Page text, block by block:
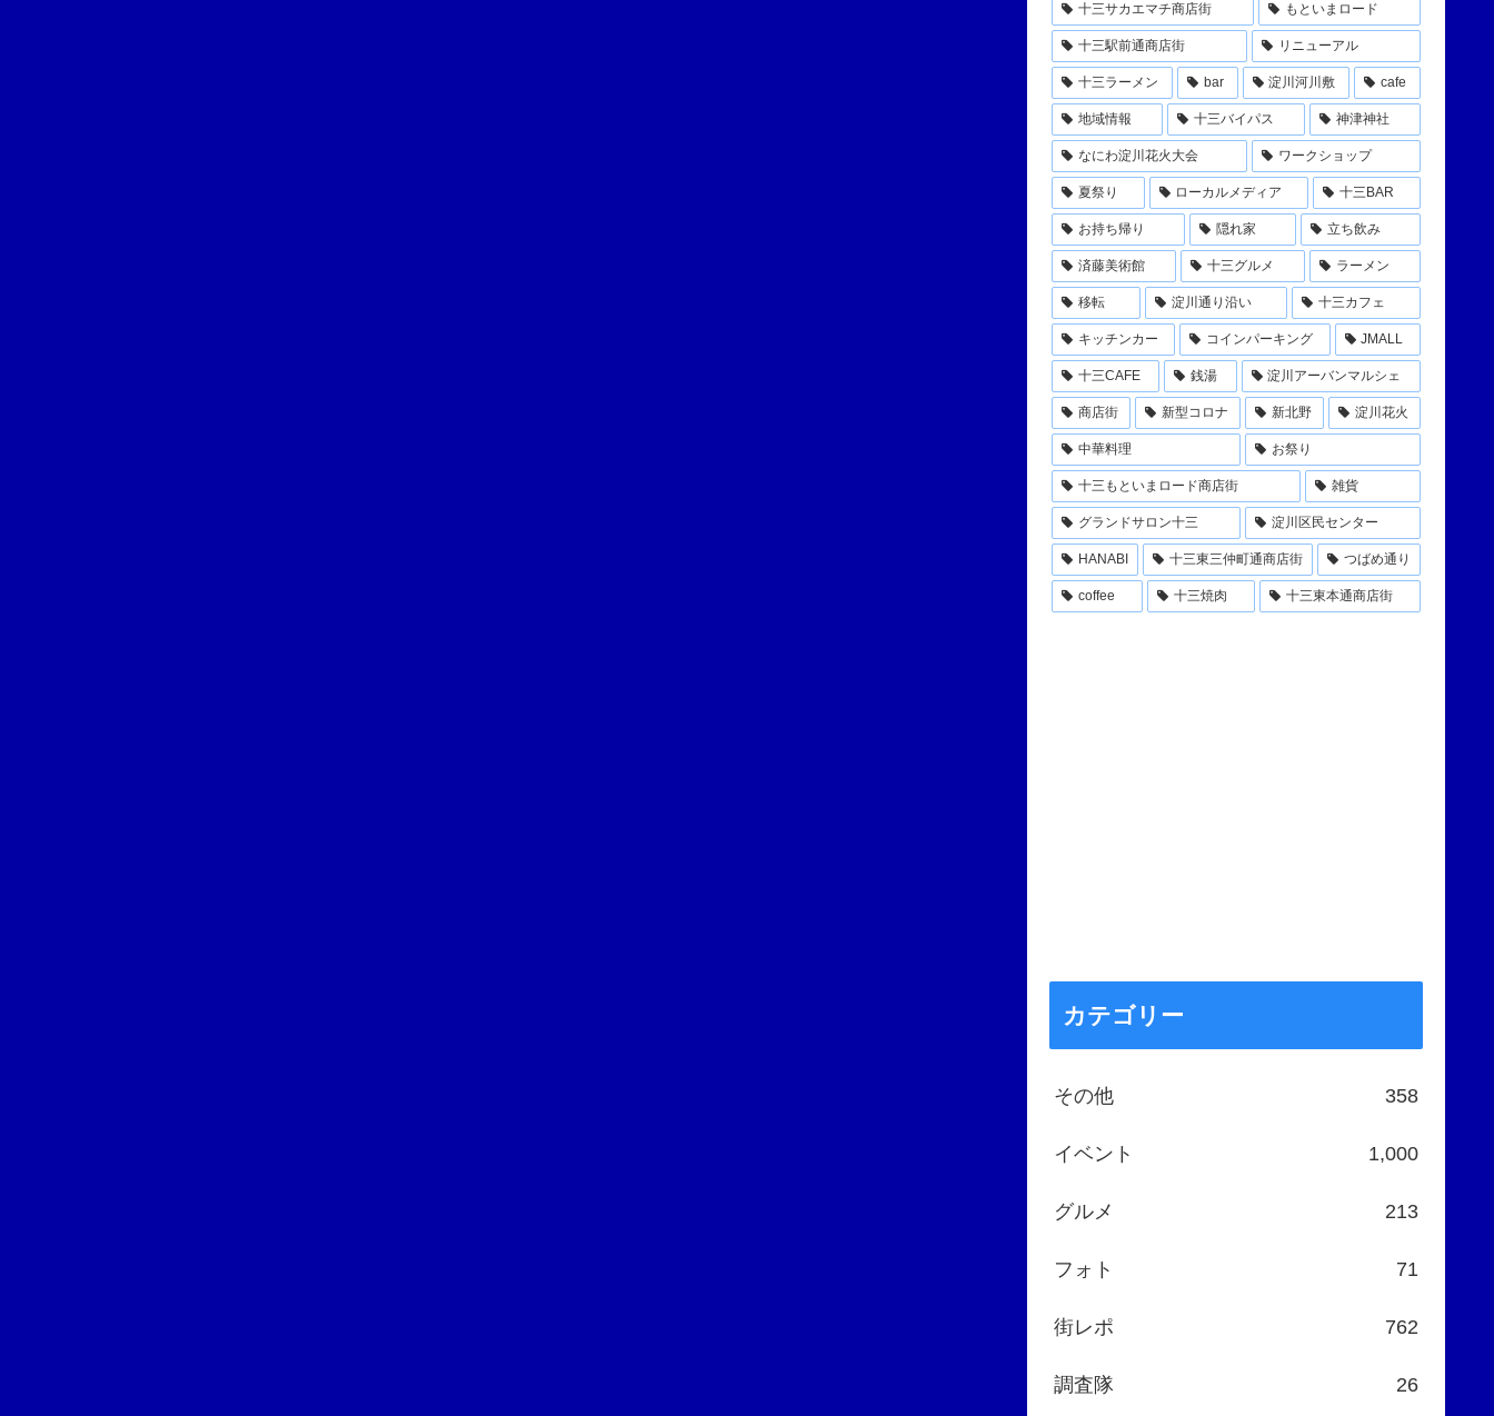
十三サカエマチ商店街 もといまロード
十三駅前通商店街 リニューアル
十三ラーメン bar 淀川河川敷 cafe
地域情報 十三バイパス 神津神社
なにわ淀川花火大会 ワークショップ
夏祭り ローカルメディア 十三BAR
お持ち帰り 隠れ家 立ち飲み
済藤美術館 十三グルメ ラーメン
移転 淀川通り沿い 十三カフェ
キッチンカー コインパーキング JMALL
十三CAFE 銭湯 淀川アーバンマルシェ
商店街 新型コロナ 新北野 淀川花火
中華料理 お祭り
十三もといまロード商店街 雑貨
グランドサロン十三 淀川区民センター
HANABI 十三東三仲町通商店街 つばめ通り
coffee 十三焼肉 十三東本通商店街
カテゴリー
その他 358
イベント 1,000
グルメ 213
フォト 71
街レポ 762
調査隊 26